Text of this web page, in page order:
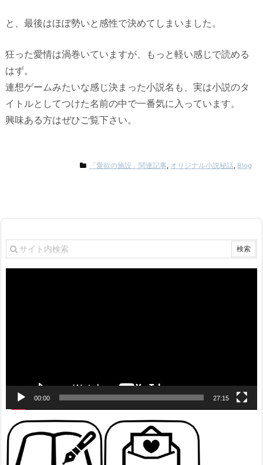
と、最後はほぼ勢いと感性で決めてしまいました。
狂った愛情は渦巻いていますが、もっと軽い感じで読める
はず。
連想ゲームみたいな感じ決まった小説名も、実は小説のタ
イトルとしてつけた名前の中で一番気に入っています。
興味ある方はぜひご覧下さい。
「愛欲の施設」関連記事, オリジナル小説秘話, Blog
00:00 27:15